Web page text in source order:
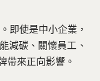
即使是中小企業，
減碳、關懷員工、
帶來正向影響。